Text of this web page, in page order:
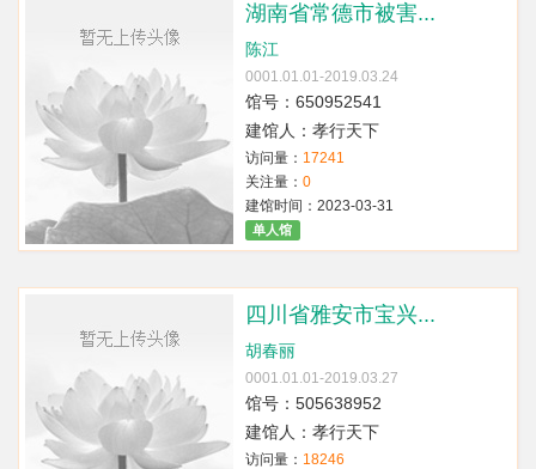
湖南省常德市被害...
陈江
0001.01.01-2019.03.24
馆号：650952541
建馆人：孝行天下
访问量： 17241
关注量： 0
建馆时间：2023-03-31
单人馆
四川省雅安市宝兴...
胡春丽
0001.01.01-2019.03.27
馆号：505638952
建馆人：孝行天下
访问量： 18246